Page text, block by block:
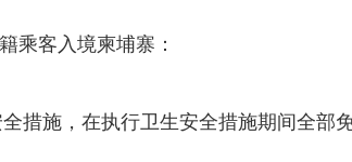
客入境柬埔寨：
措施，在执行卫生安全措施期间全部